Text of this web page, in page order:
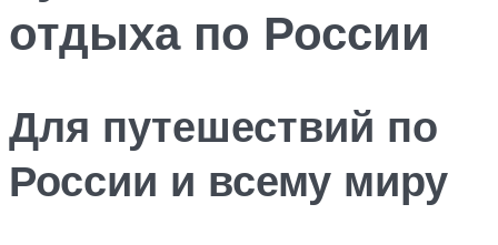
отдыха по России
Для путешествий по
России и всему миру